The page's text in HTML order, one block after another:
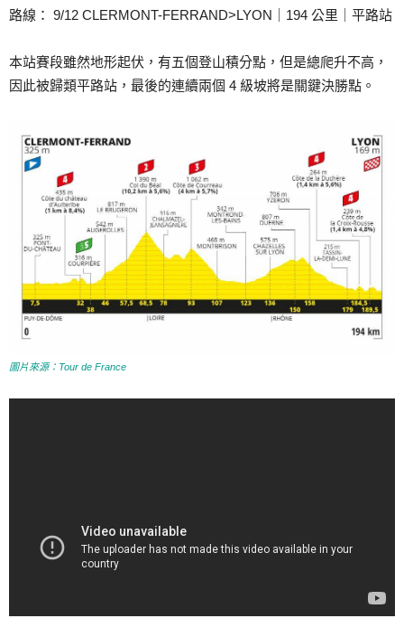
路線： 9/12 CLERMONT-FERRAND>LYON｜194 公里｜平路站
本站賽段雖然地形起伏，有五個登山積分點，但是總爬升不高，
因此被歸類平路站，最後的連續兩個 4 級坡將是關鍵決勝點。
圖片來源：Tour de France